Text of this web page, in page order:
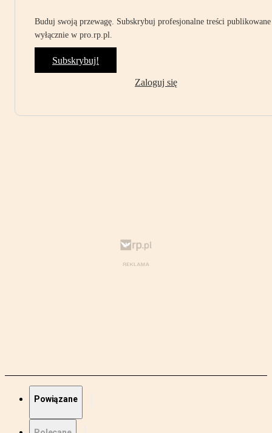
Buduj swoją przewagę. Subskrybuj profesjonalne treści publikowane
wyłącznie w pro.rp.pl.
Subskrybuj!
Zaloguj się
Powiązane